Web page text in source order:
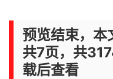
预览结束，
共7页，共
载后查看